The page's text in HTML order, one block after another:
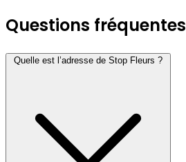
Questions fréquentes
Quelle est l’adresse de Stop Fleurs ?